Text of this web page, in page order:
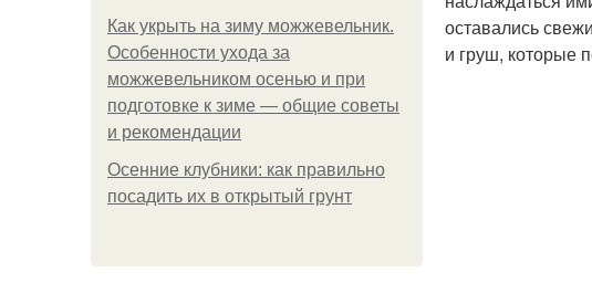
Как укрыть на зиму можжевельник.
Особенности ухода за
можжевельником осенью и при
подготовке к зиме — общие советы
и рекомендации
Осенние клубники: как правильно
посадить их в открытый грунт
оставались
и груш, которые